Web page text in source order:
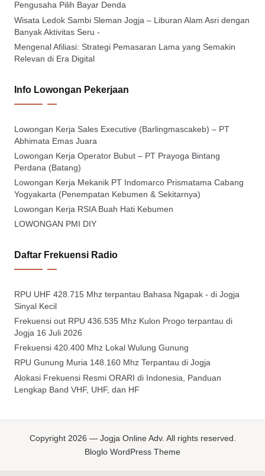
Pengusaha Pilih Bayar Denda
Wisata Ledok Sambi Sleman Jogja – Liburan Alam Asri dengan
Banyak Aktivitas Seru -
Mengenal Afiliasi: Strategi Pemasaran Lama yang Semakin
Relevan di Era Digital
Info Lowongan Pekerjaan
Lowongan Kerja Sales Executive (Barlingmascakeb) – PT
Abhimata Emas Juara
Lowongan Kerja Operator Bubut – PT Prayoga Bintang
Perdana (Batang)
Lowongan Kerja Mekanik PT Indomarco Prismatama Cabang
Yogyakarta (Penempatan Kebumen & Sekitarnya)
Lowongan Kerja RSIA Buah Hati Kebumen
LOWONGAN PMI DIY
Daftar Frekuensi Radio
RPU UHF 428.715 Mhz terpantau Bahasa Ngapak - di Jogja
Sinyal Kecil
Frekuensi out RPU 436.535 Mhz Kulon Progo terpantau di
Jogja 16 Juli 2026
Frekuensi 420.400 Mhz Lokal Wulung Gunung
RPU Gunung Muria 148.160 Mhz Terpantau di Jogja
Alokasi Frekuensi Resmi ORARI di Indonesia, Panduan
Lengkap Band VHF, UHF, dan HF
Copyright 2026 — Jogja Online Adv. All rights reserved.
Bloglo WordPress Theme